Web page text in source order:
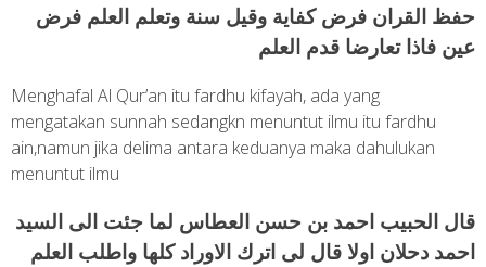
حفظ القران فرض كفاية وقيل سنة وتعلم العلم فرض
عين فاذا تعارضا قدم العلم
Menghafal Al Qur’an itu fardhu kifayah, ada yang
mengatakan sunnah sedangkn menuntut ilmu itu fardhu
ain,namun jika delima antara keduanya maka dahulukan
menuntut ilmu
قال الحبيب احمد بن حسن العطاس لما جئت الى السيد
احمد دحلان اولا قال لى اترك الاوراد كلها واطلب العلم